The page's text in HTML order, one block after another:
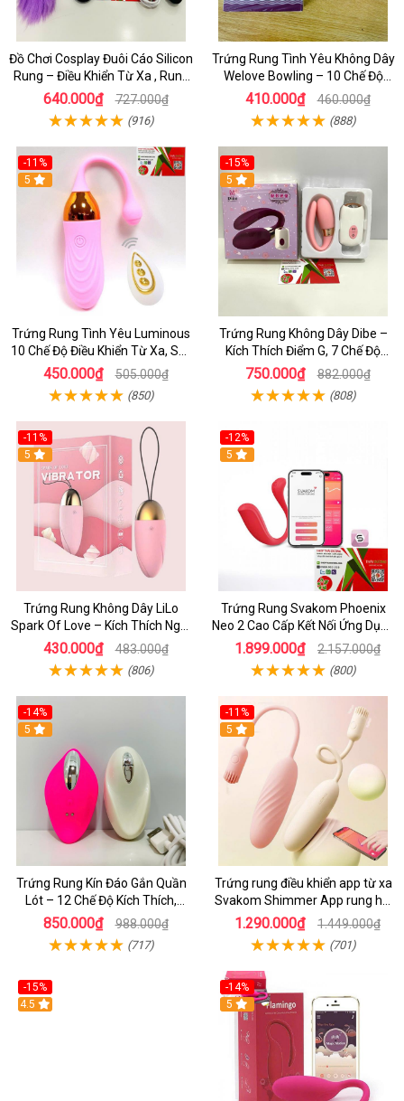
Đồ Chơi Cosplay Đuôi Cáo Silicon
Rung – Điều Khiển Từ Xa , Rung
Phê Từng Nhịp
640.000₫ 727.000₫
(916)
Trứng Rung Tình Yêu Không Dây
Welove Bowling – 10 Chế Độ
Rung Mạnh Cực Phê Cho Nữ
410.000₫ 460.000₫
(888)
-11%
5
Trứng Rung Tình Yêu Luminous
10 Chế Độ Điều Khiển Từ Xa, Sạc
USB Tiện Lợi
450.000₫ 505.000₫
(850)
-15%
5
Trứng Rung Không Dây Dibe –
Kích Thích Điểm G, 7 Chế Độ
Rung Cực Sướng Cho Nữ
750.000₫ 882.000₫
(808)
-11%
5
Trứng Rung Không Dây LiLo
Spark Of Love – Kích Thích Ngọt
Ngào Cho Nữ
430.000₫ 483.000₫
(806)
-12%
5
Trứng Rung Svakom Phoenix
Neo 2 Cao Cấp Kết Nối Ứng Dụng
Smartphone
1.899.000₫ 2.157.000₫
(800)
-14%
5
Trứng Rung Kín Đáo Gắn Quần
Lót – 12 Chế Độ Kích Thích,
Remote Không Dây
850.000₫ 988.000₫
(717)
-11%
5
Trứng rung điều khiển app từ xa
Svakom Shimmer App rung hai
đầu - dochoijapan.com
1.290.000₫ 1.449.000₫
(701)
-15%
4.5
-14%
5